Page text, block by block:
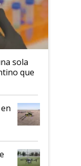
sola
que